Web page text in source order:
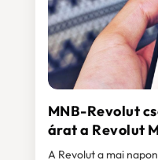
MNB-Revolut
árat a Revolut
A Revolut a mai